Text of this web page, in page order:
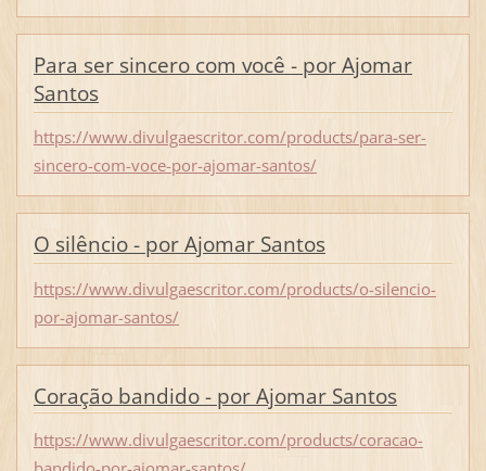
Para ser sincero com você - por Ajomar
Santos
https://www.divulgaescritor.com/products/para-ser-
sincero-com-voce-por-ajomar-santos/
O silêncio - por Ajomar Santos
https://www.divulgaescritor.com/products/o-silencio-
por-ajomar-santos/
Coração bandido - por Ajomar Santos
https://www.divulgaescritor.com/products/coracao-